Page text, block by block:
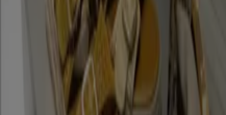
Kleidung, Schuhe und Accessoires in
anderen Städten
Hamburg München Köln
Frankfurt am
Düsseldorf Bremen Stuttgart
Essen Nürnberg Leipzig
Dortmund
Augsburg